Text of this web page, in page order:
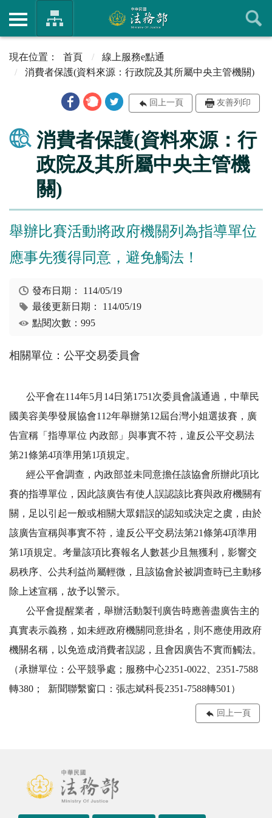
首頁
線上服務e點通
消費者保護(資料來源：行政院及其所屬中央主管機關)
回上一頁 友善列印
消費者保護(資料來源：行
政院及其所屬中央主管機
關)
舉辦比賽活動將政府機關列為指導單位
應事先獲得同意，避免觸法！
發布日期： 114/05/19
最後更新日期： 114/05/19
點閱次數：995
相關單位：公平交易委員會
公平會在114年5月14日第1751次委員會議通過，中華民
國美容美學發展協會112年舉辦第12屆台灣小姐選拔賽，廣
告宣稱「指導單位 內政部」與事實不符，違反公平交易法
第21條第4項準用第1項規定。
經公平會調查，內政部並未同意擔任該協會所辦此項比
賽的指導單位，因此該廣告有使人誤認該比賽與政府機關有
關，足以引起一般或相關大眾錯誤的認知或決定之虞，由於
該廣告宣稱與事實不符，違反公平交易法第21條第4項準用
第1項規定。考量該項比賽報名人數甚少且無獲利，影響交
易秩序、公共利益尚屬輕微，且該協會於被調查時已主動移
除上述宣稱，故予以警示。
公平會提醒業者，舉辦活動製刊廣告時應善盡廣告主的
真實表示義務，如未經政府機關同意掛名，則不應使用政府
機關名稱，以免造成消費者誤認，且會因廣告不實而觸法。
（承辦單位：公平競爭處；服務中心2351-0022、2351-7588
轉380； 新聞聯繫窗口：張志斌科長2351-7588轉501）
回上一頁